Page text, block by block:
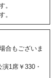
。
。
合もございま
1席￥330・